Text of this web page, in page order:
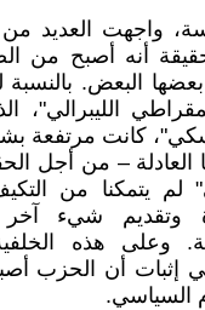
واجهت العديد
حقيقة أنه أصبح من
البعض. بالنسبة
الليبرالي"،
كانت مرتفعة
– من أجل
لم يتمكنا من
وتقديم شيء آخر
وعلى هذه
إثبات أن الحزب
السياسي.